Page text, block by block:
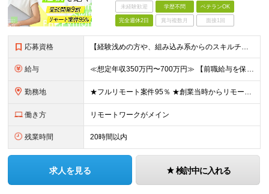
未経験歓迎 学歴不問 ベテランOK
完全週休2日 賞与複数月 面接1回
応募資格 【経験浅めの方や、組み込み系からのスキルチェンジ大歓迎！】 ■何かしらの開発経験をお持ちの方（言語不問） └テスター・ローコード開発のみや、 C言語での組み込み開発経験でも大歓迎です！ ■本社
給与 ≪想定年収350万円〜700万円≫ 【前職給与を保証・考慮】 ご経験やスキルに応じて優遇いたします！ ★経験が浅い方も前職の給与水準をしっかり考慮。面接にてご相談の上、納得のいく条件でスタートできま
勤務地 ★フルリモート案件95％ ★創業当時からリモートワークに注力 勤務は自宅または中目黒オフィスが中心となります。 案件の約9割は受託開発ですが、 一部案件では首都圏のクライアント先で勤務いただく場合が
働き方 リモートワークがメイン
残業時間 20時間以内
求人を見る 検討中に入れる